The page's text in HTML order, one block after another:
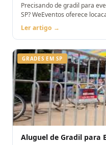
Precisando de gradil para
SP? WeEventos oferece
montagem. Orcamento pelo
Ler artigo →
GRADES EM SP
Aluguel de Gradil para